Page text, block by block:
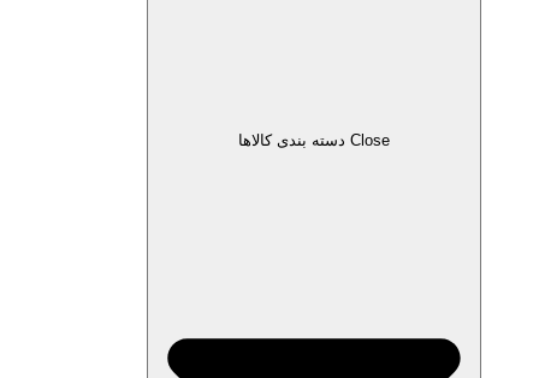
Close دسته بندی کالاها